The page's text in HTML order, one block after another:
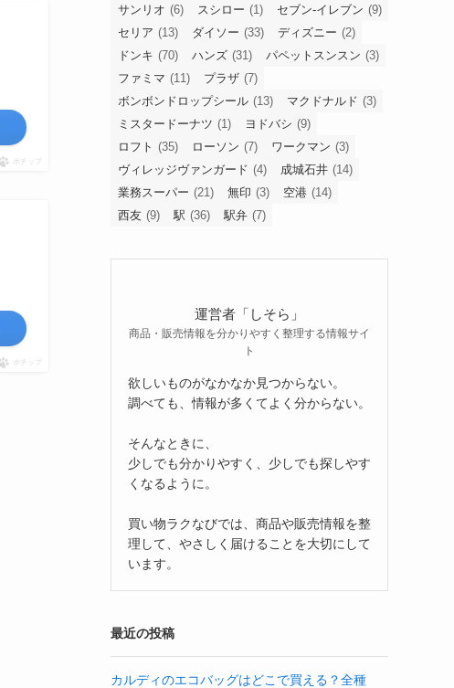
ポチップ
ポチップ
サンリオ (6) スシロー (1) セブン-イレブン (9)
セリア (13) ダイソー (33) ディズニー (2)
ドンキ (70) ハンズ (31) パペットスンスン (3)
ファミマ (11) プラザ (7)
ボンボンドロップシール (13) マクドナルド (3)
ミスタードーナツ (1) ヨドバシ (9)
ロフト (35) ローソン (7) ワークマン (3)
ヴィレッジヴァンガード (4) 成城石井 (14)
業務スーパー (21) 無印 (3) 空港 (14)
西友 (9) 駅 (36) 駅弁 (7)
運営者「しそら」
商品・販売情報を分かりやすく整理する情報サイ
ト
欲しいものがなかなか見つからない。
調べても、情報が多くてよく分からない。
そんなときに、
少しでも分かりやすく、少しでも探しやす
くなるように。
買い物ラクなびでは、商品や販売情報を整
理して、やさしく届けることを大切にして
います。
最近の投稿
カルディのエコバッグはどこで買える？全種